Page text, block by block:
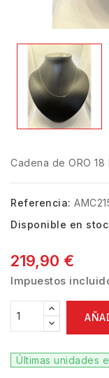
Cadena de ORO
Referencia:
Disponible en
219,90 €
Impuestos
Últimas unidades